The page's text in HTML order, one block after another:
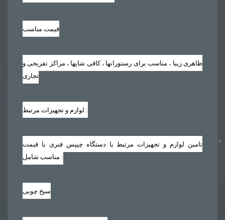
قیمت مناسب
ظاهری زیبا ، مناسب برای رستورانها ، کافی شاپها ، مراکز تفریحی و
تجاری
لوازم و تجهیزات مرتبط :
تامین لوازم و تجهیزات مرتبط با دستگاه چیپس فنری با قیمت
مناسب شامل :
سیخ چوبی